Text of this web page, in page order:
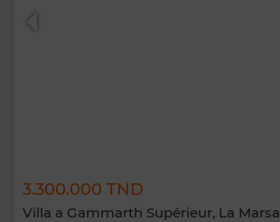
3.300.000 TND
Villa a Gammarth Supérieur, La Marsa